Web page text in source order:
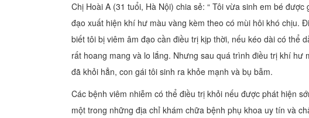
Chị Hoài A (31 tuổi, Hà Nội) chia sẻ: “ Tôi vừa sinh em bé
đạo xuất hiện khí hư màu vàng kèm theo có mùi hôi khó chịu.
biết tôi bị viêm âm đạo cần điều trị kịp thời, nếu kéo dài có thể
rất hoang mang và lo lắng. Nhưng sau quá trình điều trị khí
đã khỏi hẳn, con gái tôi sinh ra khỏe mạnh và bụ bẫm.
Các bệnh viêm nhiễm có thể điều trị khỏi nếu được phát hiện
một trong những địa chỉ khám chữa bệnh phụ khoa uy tín và